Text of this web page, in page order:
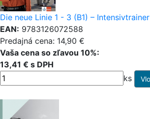
Die neue Linie 1 - 3 (B1) – Intensivtrainer
EAN: 9783126072588
Predajná cena: 14,90 €
Vaša cena so zľavou 10%:
13,41 € s DPH
ks